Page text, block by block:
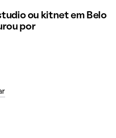
ou kitnet em Belo
por